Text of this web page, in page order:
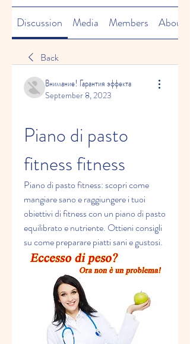
Discussion Media Members About
Back
Внимание! Гарантия эффекта
September 8, 2023
Piano di pasto
fitness fitness
Piano di pasto fitness: scopri come
mangiare sano e raggiungere i tuoi
obiettivi di fitness con un piano di pasto
equilibrato e nutriente. Ottieni consigli
su come preparare piatti sani e gustosi.